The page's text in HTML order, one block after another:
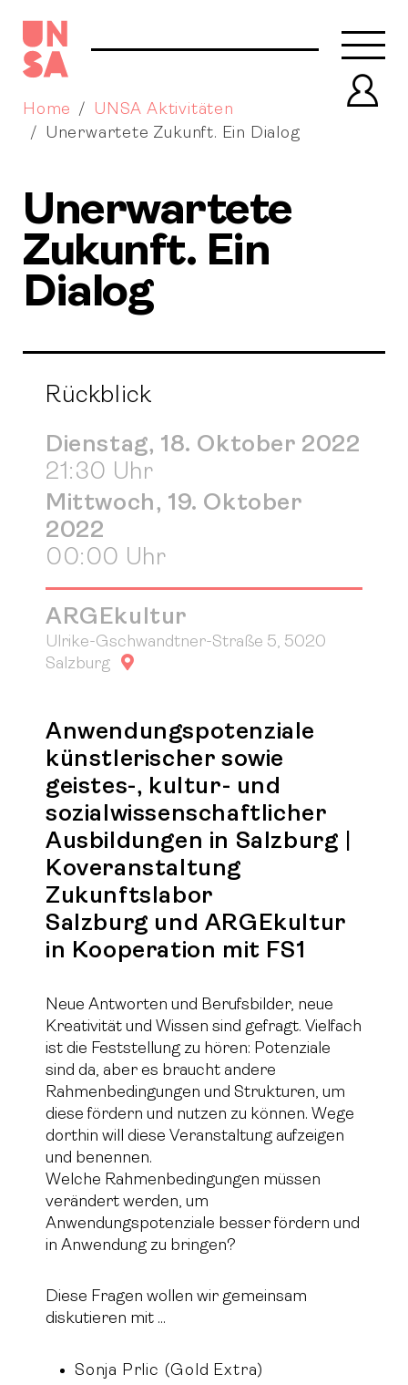
Home
UNSA Aktivitäten
Unerwartete Zukunft. Ein Dialog
Unerwartete
Zukunft. Ein
Dialog
Rückblick
Dienstag, 18. Oktober 2022
21:30 Uhr
Mittwoch, 19. Oktober
2022
00:00 Uhr
ARGEkultur
Ulrike-Gschwandtner-Straße 5, 5020
Salzburg
Google Maps
Anwendungspotenziale
künstlerischer sowie
geistes-, kultur- und
sozialwissenschaftlicher
Ausbildungen in Salzburg |
Koveranstaltung
Zukunftslabor
Salzburg und ARGEkultur
in Kooperation mit FS1
Neue Antworten und Berufsbilder, neue
Kreativität und Wissen sind gefragt. Vielfach
ist die Feststellung zu hören: Potenziale
sind da, aber es braucht andere
Rahmenbedingungen und Strukturen, um
diese fördern und nutzen zu können. Wege
dorthin will diese Veranstaltung aufzeigen
und benennen.
Welche Rahmenbedingungen müssen
verändert werden, um
Anwendungspotenziale besser fördern und
in Anwendung zu bringen?
Diese Fragen wollen wir gemeinsam
diskutieren mit ...
Sonja Prlic (Gold Extra)